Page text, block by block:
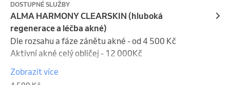
DOSTUPNÉ SLUŽBY
ALMA HARMONY CLEARSKIN (hluboká
regenerace a léčba akné)
Dle rozsahu a fáze zánětu akné - od 4 500 Kč
Aktivní akné celý obličej - 12 000Kč
V naší klinice si zakládáme na individuálním přístupu
Zobrazit více